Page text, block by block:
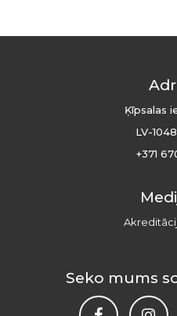
Ķīpsalas
LV-
+371
Seko mums